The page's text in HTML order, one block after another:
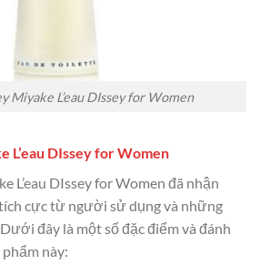
Miyake L’eau DIssey for Women
L’eau DIssey for Women
L’eau DIssey for Women đã nhận
cực từ người sử dụng và những
đây là một số đặc điểm và đánh
này: